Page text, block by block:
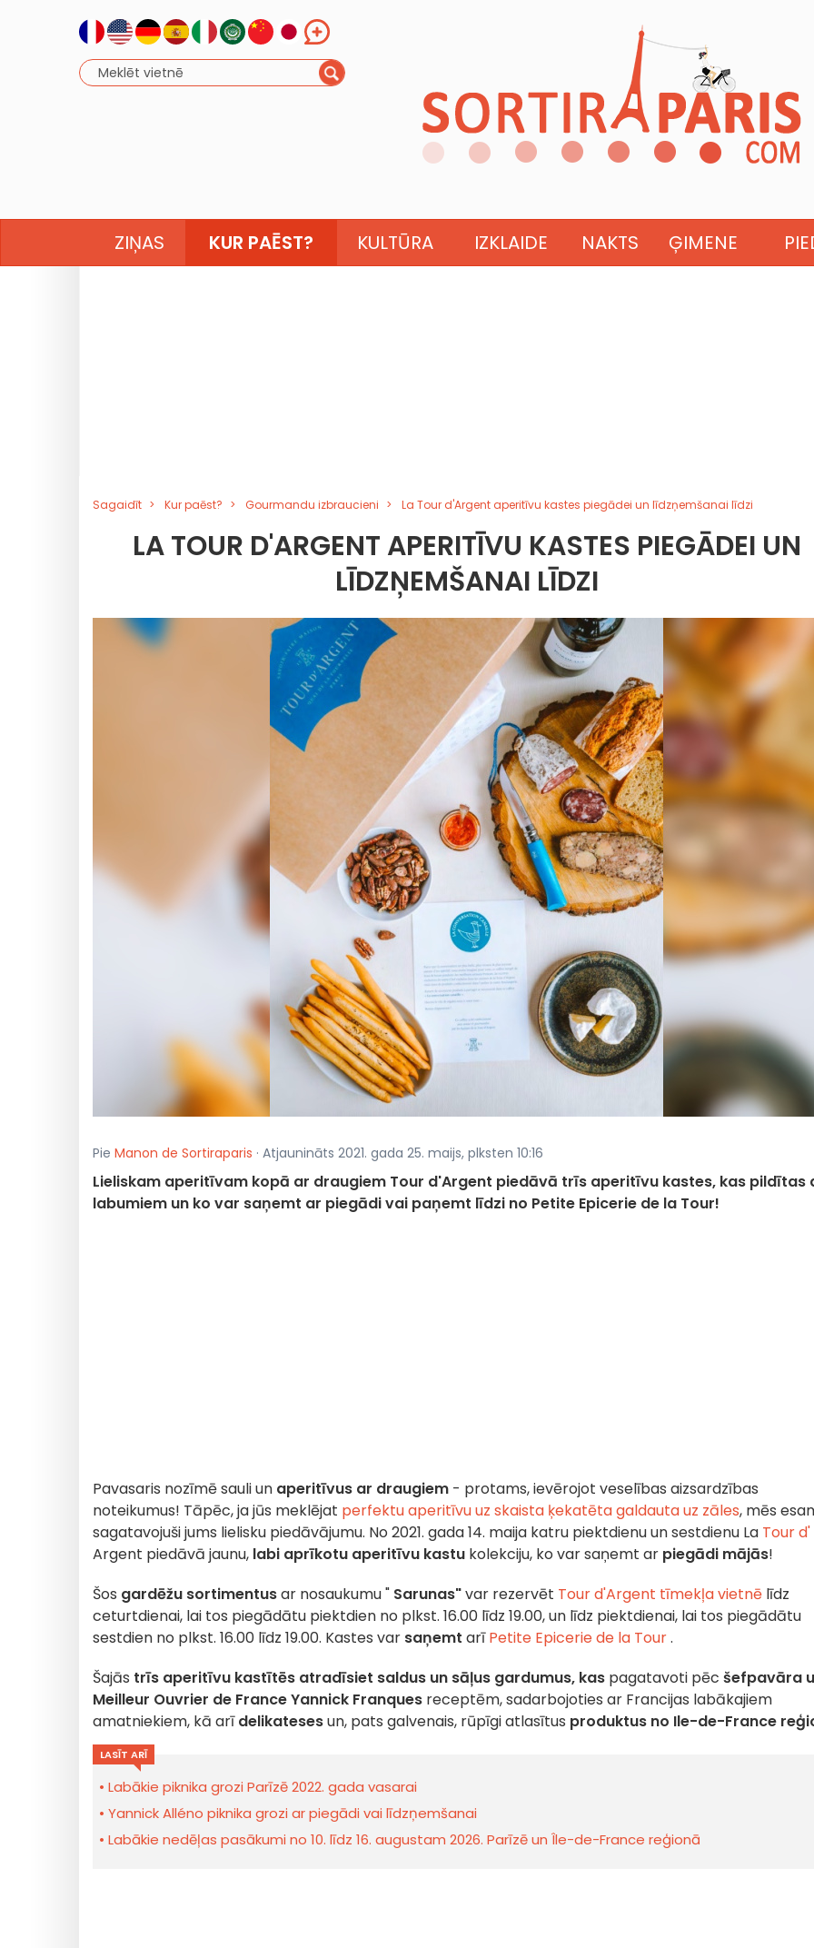
ZIŅAS KUR PAĒST? KULTŪRA IZKLAIDE NAKTS ĢIMENE
Sagaidīt Kur paēst? Gourmandu izbraucieni La Tour d'Argent aperitīvu kastes piegādei un līdzņemšanai līdzi
LA TOUR D'ARGENT APERITĪVU KASTES PIEGĀDEI UN
LĪDZŅEMŠANAI LĪDZI
Pie Manon de Sortiraparis · Atjaunināts 2021. gada 25. maijs, plksten 10:16
Lieliskam aperitīvam kopā ar draugiem Tour d'Argent piedāvā trīs aperitīvu kastes, kas pildītas
labumiem un ko var saņemt ar piegādi vai paņemt līdzi no Petite Epicerie de la Tour!
Pavasaris nozīmē sauli un aperitīvus ar draugiem - protams, ievērojot veselības aizsardzības
noteikumus! Tāpēc, ja jūs meklējat perfektu aperitīvu uz skaista ķekatēta galdauta uz zāles, mēs
sagatavojuši jums lielisku piedāvājumu. No 2021. gada 14. maija katru piektdienu un sestdienu La Tour d'
Argent piedāvā jaunu, labi aprīkotu aperitīvu kastu kolekciju, ko var saņemt ar piegādi mājās!
Šos gardēžu sortimentusar nosaukumu " Sarunas"var rezervēt Tour d'Argent tīmekļa vietnē līdz
ceturtdienai, lai tos piegādātu piektdien no plkst. 16.00 līdz 19.00, un līdz piektdienai, lai tos piegādātu
sestdien no plkst. 16.00 līdz 19.00. Kastes var saņemt arīPetite Epicerie de la Tour.
Šajās trīs aperitīvu kastītēs atradīsiet saldus un sāļus gardumus, kas pagatavoti pēc šefpavāra
Meilleur Ouvrier de France Yannick Franques receptēm, sadarbojoties ar Francijas labākajiem
amatniekiem, kā arīdelikatesesun, pats galvenais, rūpīgi atlasītus produktus no Ile-de-France
LASĪT ARĪ
Labākie piknika grozi Parīzē 2022. gada vasarai
Yannick Alléno piknika grozi ar piegādi vai līdzņemšanai
Labākie nedēļas pasākumi no 10. līdz 16. augustam 2026. Parīzē un Île-de-France reģionā